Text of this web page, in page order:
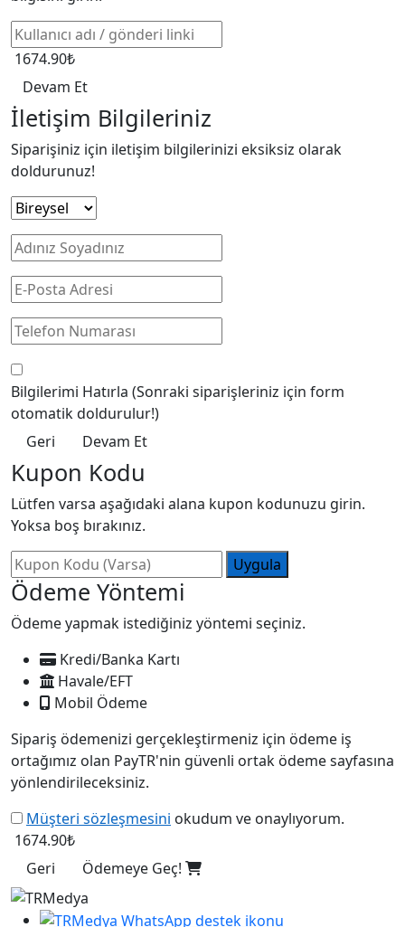
1674.90₺
Devam Et
İletişim Bilgileriniz
Siparişiniz için iletişim bilgilerinizi eksiksiz olarak
doldurunuz!
Bilgilerimi Hatırla (Sonraki siparişleriniz için form
otomatik doldurulur!)
Geri
Devam Et
Kupon Kodu
Lütfen varsa aşağıdaki alana kupon kodunuzu girin.
Yoksa boş bırakınız.
Uygula
Ödeme Yöntemi
Ödeme yapmak istediğiniz yöntemi seçiniz.
Kredi/Banka Kartı
Havale/EFT
Mobil Ödeme
Sipariş ödemenizi gerçekleştirmeniz için ödeme iş
ortağımız olan PayTR'nin güvenli ortak ödeme sayfasına
yönlendirileceksiniz.
Müşteri sözleşmesini okudum ve onaylıyorum.
1674.90₺
Geri
Ödemeye Geç!